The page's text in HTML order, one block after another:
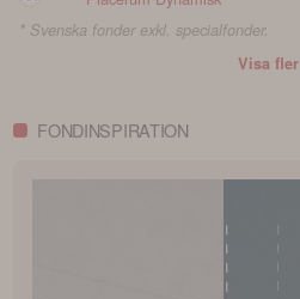
* Svenska fonder exkl. specialfonder.
Visa fler
FONDINSPIRATION